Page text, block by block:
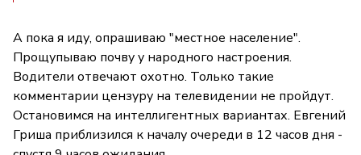
А пока я иду, опрашиваю "местное население".
Прощупываю почву у народного настроения.
Водители отвечают охотно. Только такие
комментарии цензуру на телевидении не пройдут.
Остановимся на интеллигентных вариантах. Евгений
Гриша приблизился к началу очереди в 12 часов дня -